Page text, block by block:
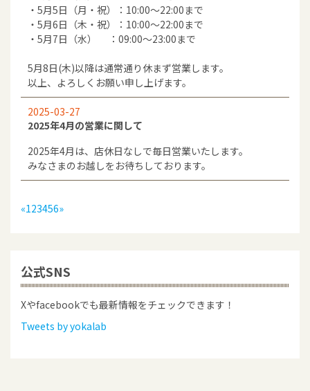
・5月5日（月・祝）：10:00～22:00まで
・5月6日（木・祝）：10:00～22:00まで
・5月7日（水） ：09:00～23:00まで
5月8日(木)以降は通常通り休まず営業します。
以上、よろしくお願い申し上げます。
2025-03-27
2025年4月の営業に関して
2025年4月は、店休日なしで毎日営業いたします。
みなさまのお越しをお待ちしております。
«123456»
公式SNS
Xやfacebookでも最新情報をチェックできます！
Tweets by yokalab